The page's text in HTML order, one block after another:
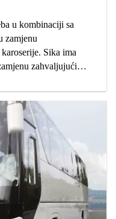
u kombinaciji sa
zamjenu
Sika ima
zahvaljujući